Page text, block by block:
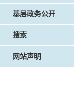
基层政务公开
搜索
网站声明